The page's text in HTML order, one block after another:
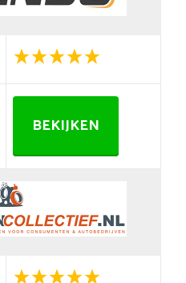
BEKIJKEN